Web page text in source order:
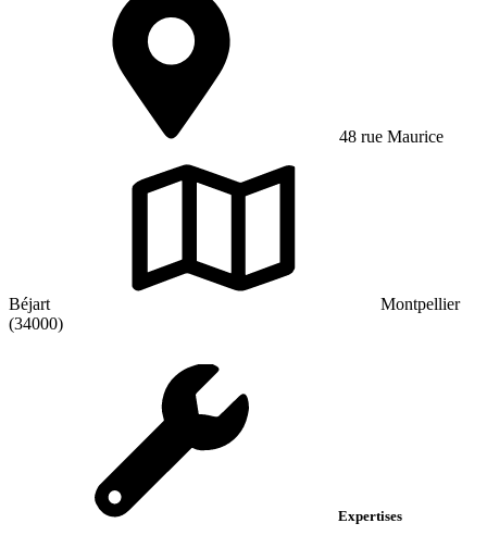
48 rue Maurice
Béjart
Montpellier
(34000)
Expertises